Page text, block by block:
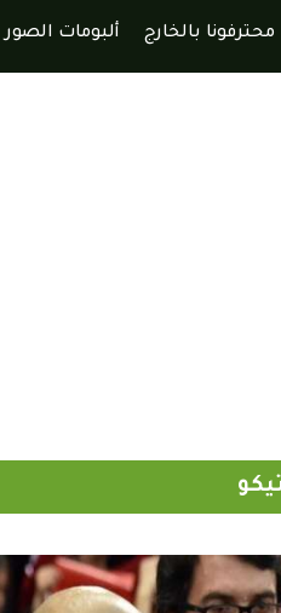
محترفونا بالخارج ألبومات الصور